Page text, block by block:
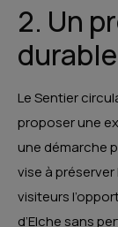
2. Un
durable
Le Sentier
proposer une
une démarche
vise à
visiteurs
d’Elche sans